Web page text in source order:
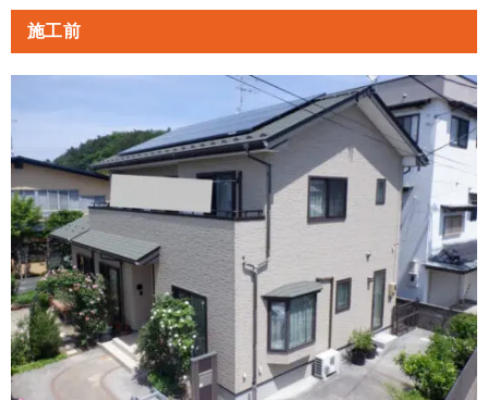
施工前